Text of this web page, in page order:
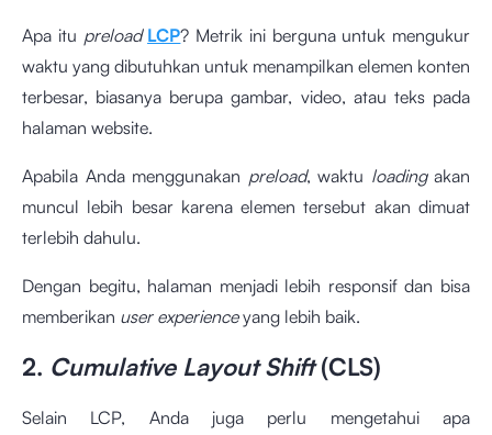
Apa itu preload LCP? Metrik ini berguna untuk mengukur
waktu yang dibutuhkan untuk menampilkan elemen konten
terbesar, biasanya berupa gambar, video, atau teks pada
halaman website.
Apabila Anda menggunakan preload, waktu loading akan
muncul lebih besar karena elemen tersebut akan dimuat
terlebih dahulu.
Dengan begitu, halaman menjadi lebih responsif dan bisa
memberikan user experienceyang lebih baik.
2. Cumulative Layout Shift(CLS)
Selain LCP, Anda juga perlu mengetahui apa